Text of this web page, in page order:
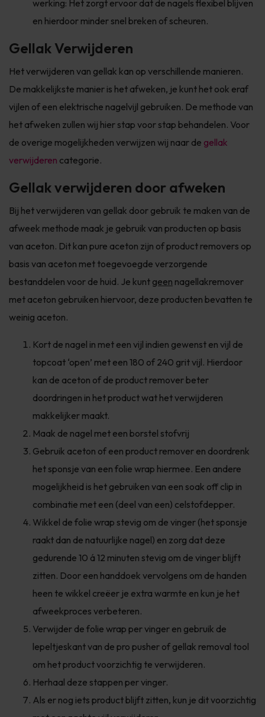
werking: Het zorgt ervoor dat de nagels flexibel blijven
en hierdoor minder snel breken of scheuren.
Gellak Verwijderen
Het verwijderen van gellak kan op verschillende manieren.
De makkelijkste manier is het afweken, je kunt het ook eraf
vijlen of een elektrische nagelvijl gebruiken. De methode van
het afweken zullen wij hier stap voor stap behandelen. Voor
de overige mogelijkheden verwijzen wij naar de gellak
verwijderen categorie.
Gellak verwijderen door afweken
Bij het verwijderen van gellak door gebruik te maken van de
afweek methode maak je gebruik van producten op basis
van aceton. Dit kan pure aceton zijn of product removers op
basis van aceton met toegevoegde verzorgende
bestanddelen voor de huid. Je kunt geen nagellakremover
met aceton gebruiken hiervoor, deze producten bevatten te
weinig aceton.
Kort de nagel in met een vijl indien gewenst en vijl de
topcoat ‘open’ met een 180 of 240 grit vijl. Hierdoor
kan de aceton of de product remover beter
doordringen in het product wat het verwijderen
makkelijker maakt.
Maak de nagel met een borstel stofvrij
Gebruik aceton of een product remover en doordrenk
het sponsje van een folie wrap hiermee. Een andere
mogelijkheid is het gebruiken van een soak off clip in
combinatie met een (deel van een) celstofdepper.
Wikkel de folie wrap stevig om de vinger (het sponsje
raakt dan de natuurlijke nagel) en zorg dat deze
gedurende 10 á 12 minuten stevig om de vinger blijft
zitten. Door een handdoek vervolgens om de handen
heen te wikkel creëer je extra warmte en kun je het
afweekproces verbeteren.
Verwijder de folie wrap per vinger en gebruik de
lepeltjeskant van de pro pusher of gellak removal tool
om het product voorzichtig te verwijderen.
Herhaal deze stappen per vinger.
Als er nog iets product blijft zitten, kun je dit voorzichtig